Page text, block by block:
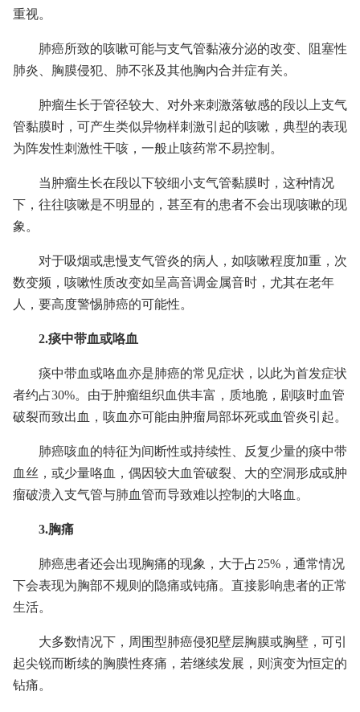
重视。
肺癌所致的咳嗽可能与支气管黏液分泌的改变、阻塞性
肺炎、胸膜侵犯、肺不张及其他胸内合并症有关。
肿瘤生长于管径较大、对外来刺激落敏感的段以上支气
管黏膜时，可产生类似异物样刺激引起的咳嗽，典型的表现
为阵发性刺激性干咳，一般止咳药常不易控制。
当肿瘤生长在段以下较细小支气管黏膜时，这种情况
下，往往咳嗽是不明显的，甚至有的患者不会出现咳嗽的现
象。
对于吸烟或患慢支气管炎的病人，如咳嗽程度加重，次
数变频，咳嗽性质改变如呈高音调金属音时，尤其在老年
人，要高度警惕肺癌的可能性。
2.痰中带血或咯血
痰中带血或咯血亦是肺癌的常见症状，以此为首发症状
者约占30%。由于肿瘤组织血供丰富，质地脆，剧咳时血管
破裂而致出血，咳血亦可能由肿瘤局部坏死或血管炎引起。
肺癌咳血的特征为间断性或持续性、反复少量的痰中带
血丝，或少量咯血，偶因较大血管破裂、大的空洞形成或肿
瘤破溃入支气管与肺血管而导致难以控制的大咯血。
3.胸痛
肺癌患者还会出现胸痛的现象，大于占25%，通常情况
下会表现为胸部不规则的隐痛或钝痛。直接影响患者的正常
生活。
大多数情况下，周围型肺癌侵犯壁层胸膜或胸壁，可引
起尖锐而断续的胸膜性疼痛，若继续发展，则演变为恒定的
钻痛。